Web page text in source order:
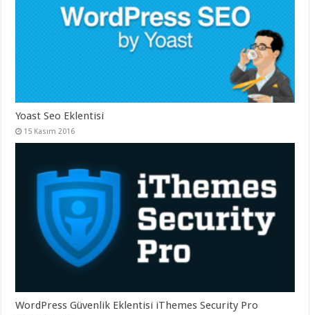
Yoast Seo Eklentisi
15 Kasım 2016
WordPress Güvenlik Eklentisi iThemes Security Pro